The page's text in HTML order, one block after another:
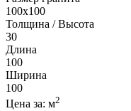
100х100
Толщина / Высота
30
Длина
100
Ширина
100
Цена за: м2